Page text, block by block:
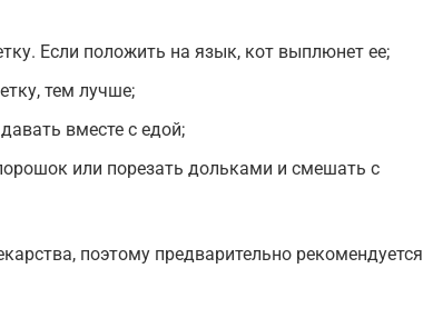
Если положить на язык, кот выплюнет ее;
тем лучше;
вместе с едой;
или порезать дольками и смешать с
поэтому предварительно рекомендуется